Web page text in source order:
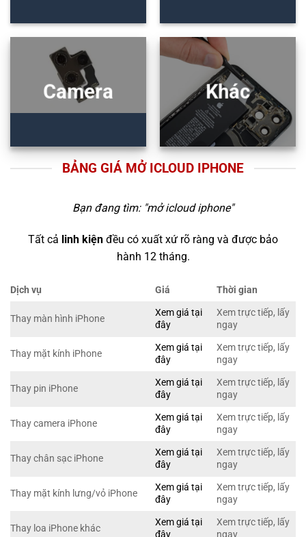
Camera Khác
BẢNG GIÁ MỞ ICLOUD IPHONE
Bạn đang tìm: "mở icloud iphone"
Tất cả linh kiện đều có xuất xứ rõ ràng và được bảo
hành 12 tháng.
Dịch vụ Giá Thời gian
Thay màn hình iPhone
Xem giá tại
đây
Xem trực tiếp, lấy
ngay
Thay mặt kính iPhone
Xem giá tại
đây
Xem trực tiếp, lấy
ngay
Thay pin iPhone
Xem giá tại
đây
Xem trực tiếp, lấy
ngay
Thay camera iPhone
Xem giá tại
đây
Xem trực tiếp, lấy
ngay
Thay chân sạc iPhone
Xem giá tại
đây
Xem trực tiếp, lấy
ngay
Thay mặt kính lưng/vỏ iPhone
Xem giá tại
đây
Xem trực tiếp, lấy
ngay
Thay loa iPhone khác
Xem giá tại
đây
Xem trực tiếp, lấy
ngay